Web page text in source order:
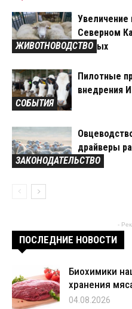
ЖИВОТНОВОДСТВО
Увеличение
Северном
ученых
СОБЫТИЯ
Пилотные
внедрения
ЗАКОНОДАТЕЛЬСТВО
драйверы
-
ПОСЛЕДНИЕ НОВОСТИ
Биохимики
хранения
04.08.2026